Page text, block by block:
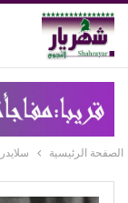
الصفحة الرئيسية سلايدر